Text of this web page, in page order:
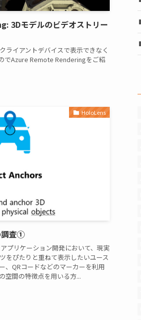
3Dモデルのビデオストリー
ライアントデバイスで表示できなく
でAzure Remote Renderingをご紹
HoloLens
査①
プリケーション開発において、現実
をぴたりと重ねて表示したいユース
、QRコードなどのマーカーを利用
空間の特徴点を用いる方...